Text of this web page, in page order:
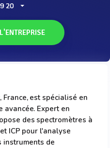
20
France, est spécialisé en
Expert en
des spectromètres à
ICP pour l'analyse
instruments de